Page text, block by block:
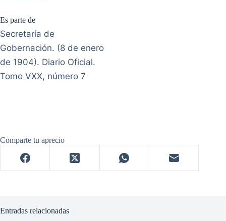
Es parte de
Secretaría de
Gobernación. (8 de enero
de 1904). Diario Oficial.
Tomo VXX, número 7
Comparte tu aprecio
Entradas relacionadas